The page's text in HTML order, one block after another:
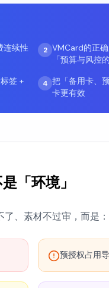
连续性
2 VMCard的正
「预算与风控
签 +
4 把「备用卡、
卡更有效
「环境」
、素材不过审，而是：
预授权占用